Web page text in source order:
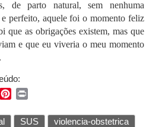
de parto natural, sem nenhuma
perfeito, aquele foi o momento feliz
que as obrigações existem, mas que
e que eu viveria o meu momento
WhatsApp
Pinterest
SUS violencia-obstetrica